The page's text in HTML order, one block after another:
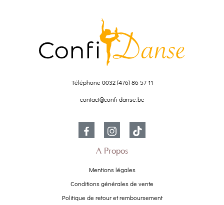
Téléphone 0032 (476) 86 57 11
contact@confi-danse.be
À Propos
Mentions légales
Conditions générales de vente
Politique de retour et remboursement